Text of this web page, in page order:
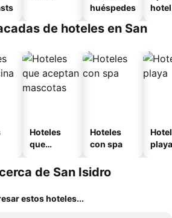
huéspedes
hotel
de hoteles en San
Hoteles
que
mascotas
Hoteles
con spa
playa
de San Isidro
estos hoteles...